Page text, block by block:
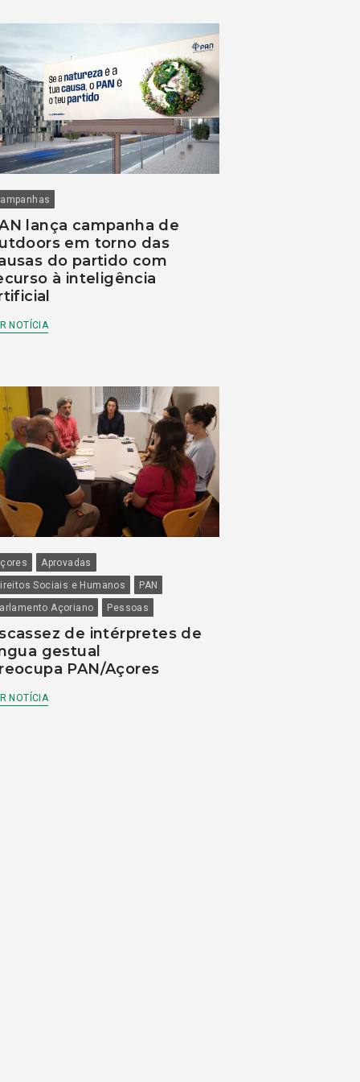
lança campanha de
em torno das
do partido com
à inteligência
NOTÍCIA
Aprovadas
Sociais e Humanos
PAN
Açoriano
Pessoas
de intérpretes de
gestual
PAN/Açores
NOTÍCIA